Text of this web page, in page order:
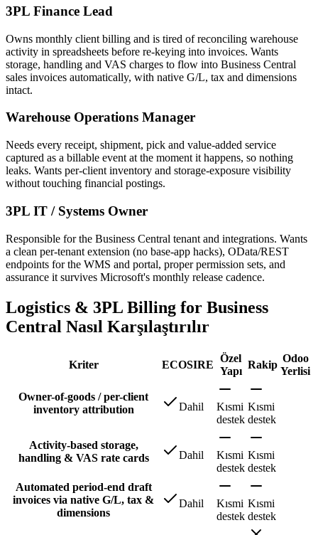
3PL Finance Lead
Owns monthly client billing and is tired of reconciling warehouse
activity in spreadsheets before re-keying into invoices. Wants
storage, handling and VAS charges to flow into Business Central
sales invoices automatically, with native G/L, tax and dimensions
intact.
Warehouse Operations Manager
Needs every receipt, shipment, pick and value-added service
captured as a billable event at the moment it happens, so nothing
leaks. Wants per-client inventory and storage-exposure visibility
without touching financial postings.
3PL IT / Systems Owner
Responsible for the Business Central tenant and integrations. Wants
a clean per-tenant extension (no base-app hacks), OData/REST
endpoints for the WMS and portal, proper permission sets, and
assurance it survives Microsoft's monthly release cadence.
Logistics & 3PL Billing for Business
Central Nasıl Karşılaştırılır
Kriter ECOSIRE
Özel
Yapı
Rakip
Odoo
Yerlisi
Owner-of-goods / per-client
inventory attribution
Dahil
Kısmi
destek
Kısmi
destek
Activity-based storage,
handling & VAS rate cards
Dahil
Kısmi
destek
Kısmi
destek
Automated period-end draft
invoices via native G/L, tax &
dimensions
Dahil
Kısmi
destek
Kısmi
destek